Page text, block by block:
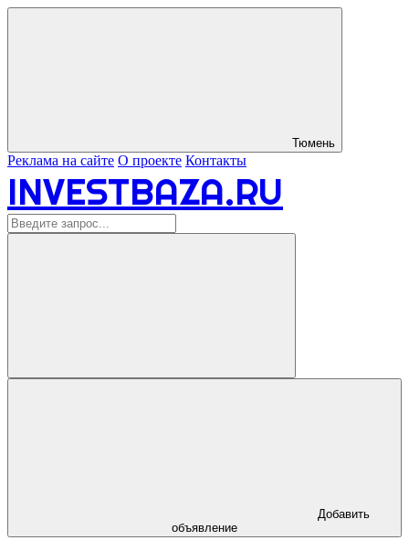
Тюмень
Реклама на сайте О проекте Контакты
INVESTBAZA.RU
объявление